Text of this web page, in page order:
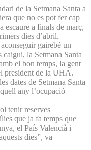
de la Setmana Santa a
que no es pot fer cap
escaure a finals de març,
dies d’abril.
gairebé un
caigui, la Setmana Santa
el bon temps, la gent
president de la UHA.
dates de Setmana Santa
any l’ocupació
tenir reserves
que ja fa temps que
el País Valencià i
dies”, va